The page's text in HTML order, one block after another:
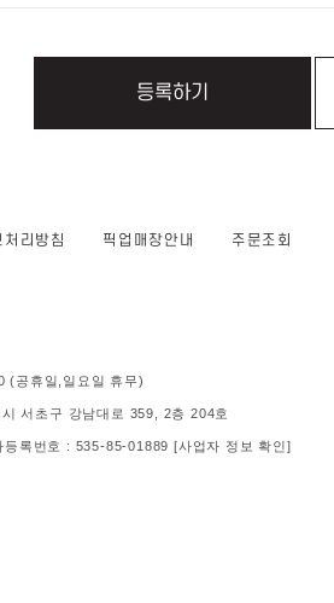
등록하기
리방침 픽업매장안내 주문조회
(공휴일,일요일 휴무)
서초구 강남대로 359, 2층 204호
등록번호 : 535-85-01889[사업자 정보 확인]